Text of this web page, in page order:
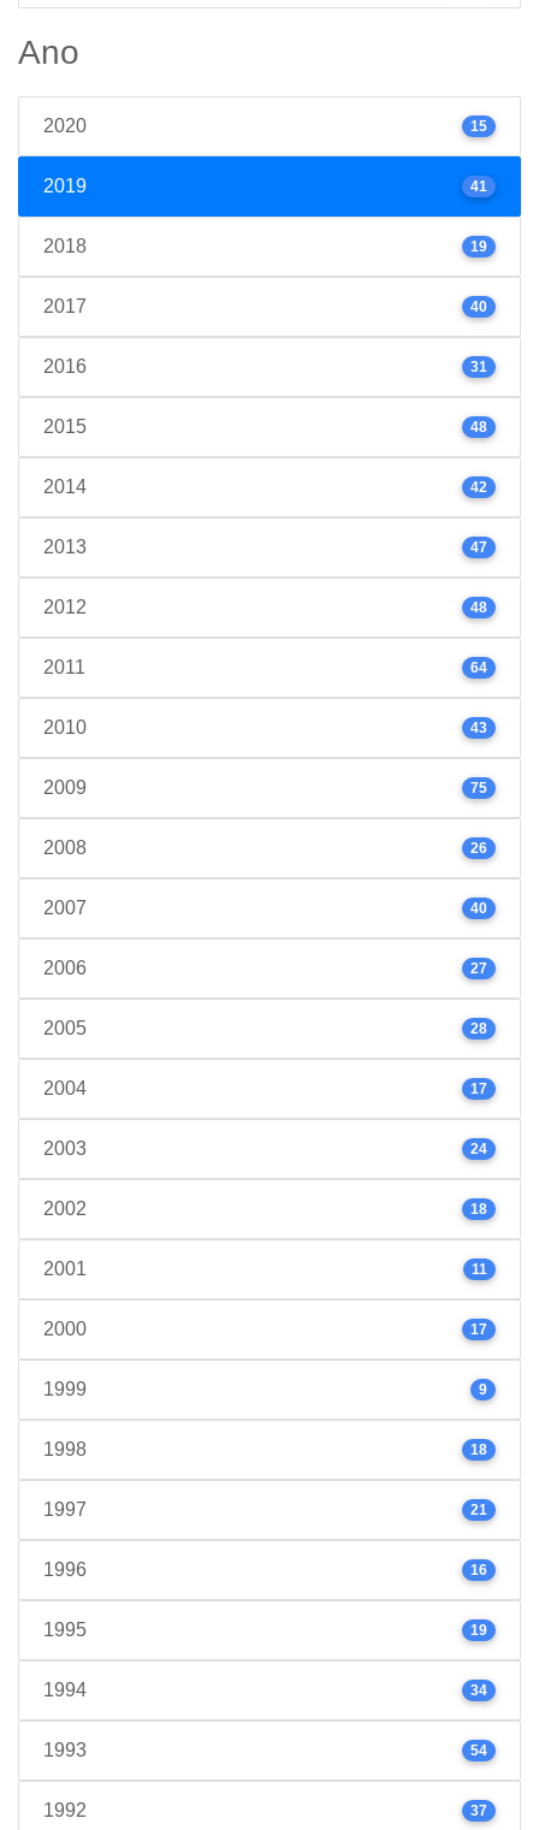
Ano
2020 15
2019 41
2018 19
2017 40
2016 31
2015 48
2014 42
2013 47
2012 48
2011 64
2010 43
2009 75
2008 26
2007 40
2006 27
2005 28
2004 17
2003 24
2002 18
2001 11
2000 17
1999 9
1998 18
1997 21
1996 16
1995 19
1994 34
1993 54
1992 37